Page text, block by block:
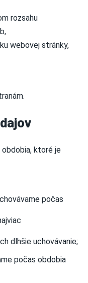
rozsahu
webovej stránky,
obdobia, ktoré je
počas
dlhšie uchovávanie;
počas obdobia